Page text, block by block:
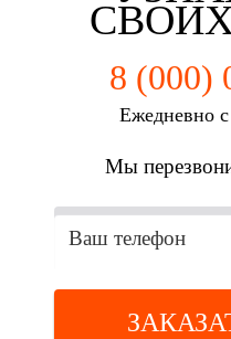
8 (000)
Ежедневно
Мы